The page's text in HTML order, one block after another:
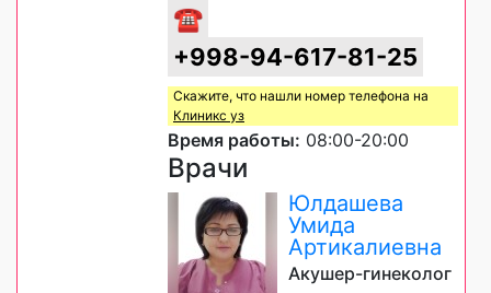
☎
+998-94-617-81-25
Скажите, что нашли номер телефона на
Клиникс уз
Время работы: 08:00-20:00
Врачи
Юлдашева
Умида
Артикалиевна
Акушер-гинеколог